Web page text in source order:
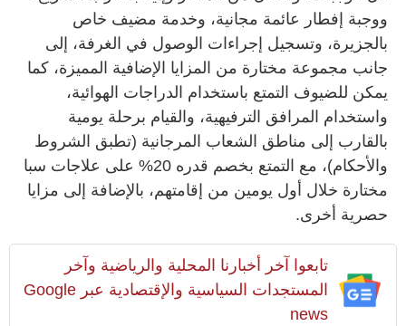
ووجبة إفطار عائمة مجانية، وخدمة مضيف خاص
بالجزيرة، وتسجيل إجراءات الوصول في الغرفة، إلى
جانب مجموعة مختارة من المزايا الإضافية المميزة، كما
يمكن للضيوف التمتع باستخدام الدراجات الهوائية،
واستخدام المرافق الترفيهية، والقيام برحلة يومية
بالقارب إلى مناطق الشعاب المرجانية (تطبق الشروط
والأحكام)، مع التمتع بخصم قدره 20% على علاجات سبا
مختارة خلال أول يومين من إقامتهم، بالإضافة إلى مزايا
حصرية أخرى.
تابعوا آخر أخبارنا المحلية والرياضية وآخر
المستجدات السياسية والإقتصادية عبر Google
news